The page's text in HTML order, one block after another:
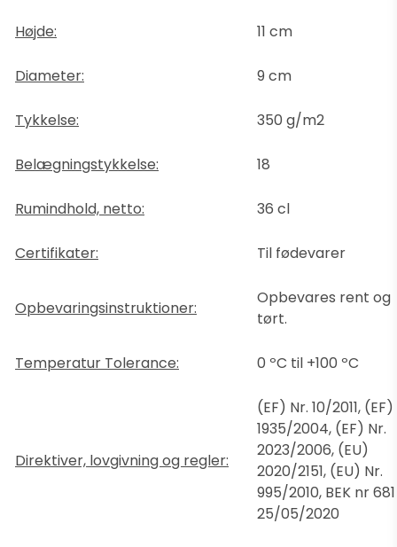
Højde: 11 cm
Diameter: 9 cm
Tykkelse: 350 g/m2
Belægningstykkelse: 18
Rumindhold, netto: 36 cl
Certifikater: Til fødevarer
Opbevaringsinstruktioner:
Opbevares rent og
tørt.
Temperatur Tolerance: 0 ºC til +100 ºC
Direktiver, lovgivning og regler:
(EF) Nr. 10/2011,
1935/2004, (EF) Nr.
2023/2006, (EU)
2020/2151, (EU) Nr.
995/2010, BEK nr
25/05/2020